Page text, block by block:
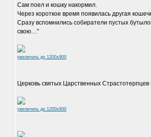
Сам поел и кошку накормил.
Через короткое время появилась другая
Сразу вспомнились собиратели пустых
свою…"
увеличить до 1200x900
Церковь святых Царственных Страстотерпцев
увеличить до 1200x900